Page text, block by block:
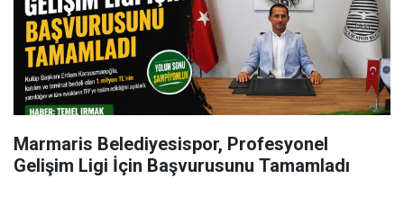
Marmaris Belediyesispor, Profesyonel
Gelişim Ligi İçin Başvurusunu Tamamladı